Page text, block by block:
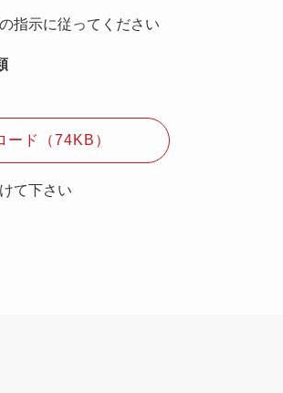
指示に従ってください
ード（74KB）
て下さい